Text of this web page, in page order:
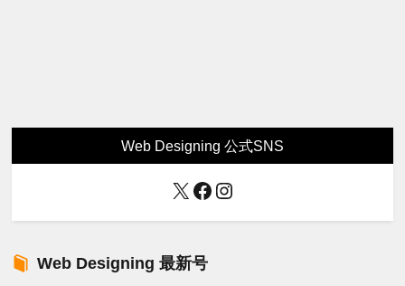
Web Designing 公式SNS
X Facebook
Instagram
Web Designing 最新号